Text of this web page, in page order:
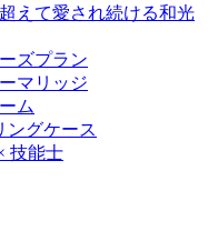
えて愛され続ける和光
ズプラン
マリッジ
ム
ングケース
技能士